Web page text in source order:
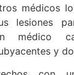
médicos
lesiones
médico
y